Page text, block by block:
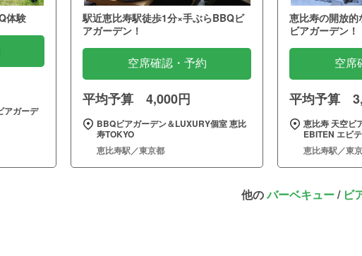
体験
アガーデ
駅近恵比寿駅徒歩1分×手ぶらBBQビ
アガーデン！
空席確認・予約
平均予算 4,000円
BBQビアガーデン＆LUXURY個室 恵比
寿TOKYO
恵比寿駅／東京都
恵比寿の開放
ビアガーデン！
空席
平均予算
恵比寿 天空ビ
EBITEN エビ
恵比寿駅／東
他のバーベキュー/ ビ